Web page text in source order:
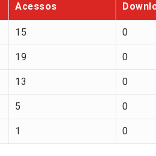
Acessos
15 0
19 0
13 0
5 0
1 0